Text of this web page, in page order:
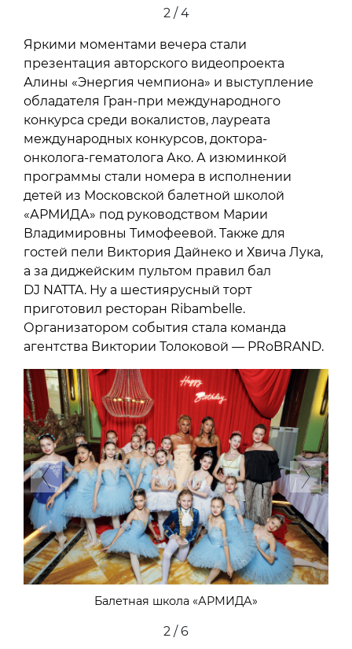
3 / 4
Яркими моментами вечера стали
презентация авторского видеопроекта
Алины «Энергия чемпиона» и выступление
обладателя Гран-при международного
конкурса среди вокалистов, лауреата
международных конкурсов, доктора-
онколога-гематолога Ако. А изюминкой
программы стали номера в исполнении
детей из Московской балетной школой
«АРМИДА» под руководством Марии
Владимировны Тимофеевой. Также для
гостей пели Виктория Дайнеко и Хвича Лука,
а за диджейским пультом правил бал
DJ NATTA. Ну а шестиярусный торт
приготовил ресторан Ribambelle.
Организатором события стала команда
агентства Виктории Толоковой — PRoBRAND.
Балетная школа «АРМИДА»
Previous Next
3 / 6